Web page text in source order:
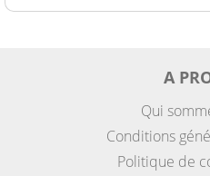
A
Qui
Conditions
Politique de